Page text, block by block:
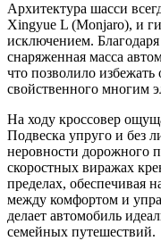
Архитектура шасси
Xingyue L (Monjaro), и
исключением.
снаряженная масса
что позволило
свойственного многим
На ходу кроссовер
Подвеска упруго и без
неровности дорожного
скоростных виражах
пределах, обеспечивая
между комфортом и
делает автомобиль
семейных путешествий.